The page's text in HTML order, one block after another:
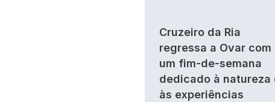
Cruzeiro da Ria
regressa a Ovar com
um fim-de-semana
dedicado à natureza
às experiências